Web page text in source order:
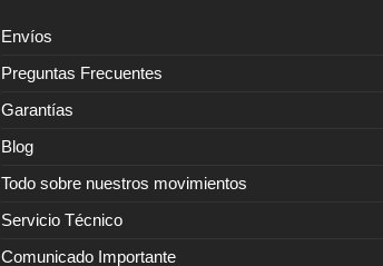
Envíos
Preguntas Frecuentes
Garantías
Blog
Todo sobre nuestros movimientos
Servicio Técnico
Comunicado Importante